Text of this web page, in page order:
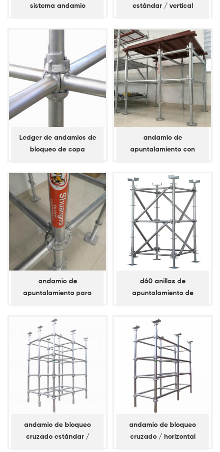
sistema andamio
estándar / vertical
Ledger de andamios de
bloqueo de copa
andamio de
apuntalamiento con
estándar / vertical
andamio de
apuntalamiento para
horizontal
d60 anillas de
apuntalamiento de
apuntalamiento diagonal
andamio de bloqueo
cruzado estándar /
andamio de bloqueo
cruzado / horizontal